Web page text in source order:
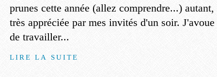
prunes cette année (allez comprendre...)
très appréciée par mes invités d'un soir.
de travailler...
LIRE LA SUITE